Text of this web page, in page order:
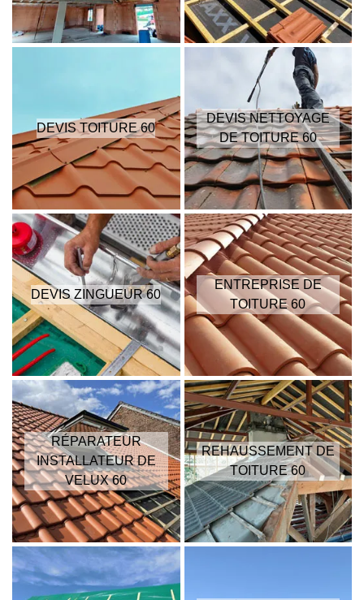
DEVIS TOITURE 60
DEVIS NETTOYAGE
DE TOITURE 60
DEVIS ZINGUEUR 60
ENTREPRISE DE
TOITURE 60
RÉPARATEUR
INSTALLATEUR DE
VELUX 60
REHAUSSEMENT DE
TOITURE 60